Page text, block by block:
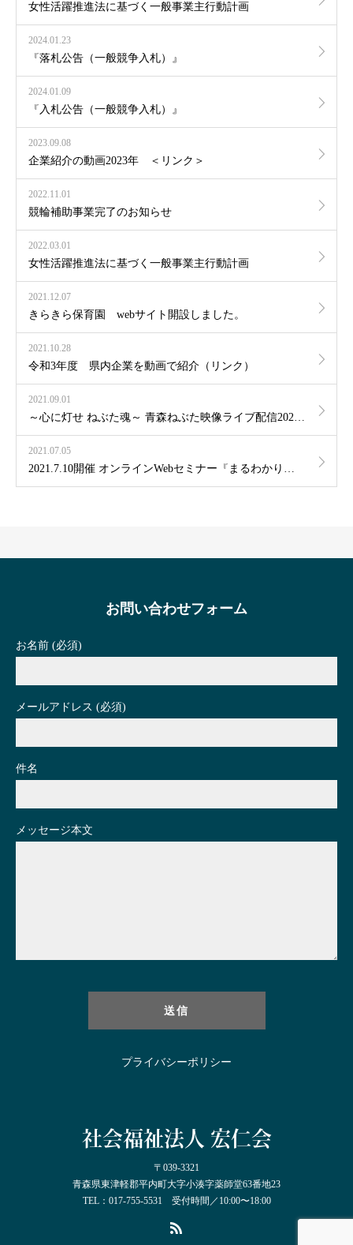
女性活躍推進法に基づく一般事業主行動計画
2024.01.23
『落札公告（一般競争入札）』
2024.01.09
『入札公告（一般競争入札）』
2023.09.08
企業紹介の動画2023年 ＜リンク＞
2022.11.01
競輪補助事業完了のお知らせ
2022.03.01
女性活躍推進法に基づく一般事業主行動計画
2021.12.07
きらきら保育園 webサイト開設しました。
2021.10.28
令和3年度 県内企業を動画で紹介（リンク）
2021.09.01
～心に灯せ ねぶた魂～ 青森ねぶた映像ライブ配信2021（協賛）
2021.07.05
2021.7.10開催 オンラインWebセミナー『まるわかり 発見！フクシの素顔』
お問い合わせフォーム
お名前 (必須)
メールアドレス (必須)
件名
メッセージ本文
プライバシーポリシー
社会福祉法人 宏仁会
〒039-3321
青森県東津軽郡平内町大字小湊字薬師堂63番地23
TEL：017-755-5531 受付時間／10:00〜18:00